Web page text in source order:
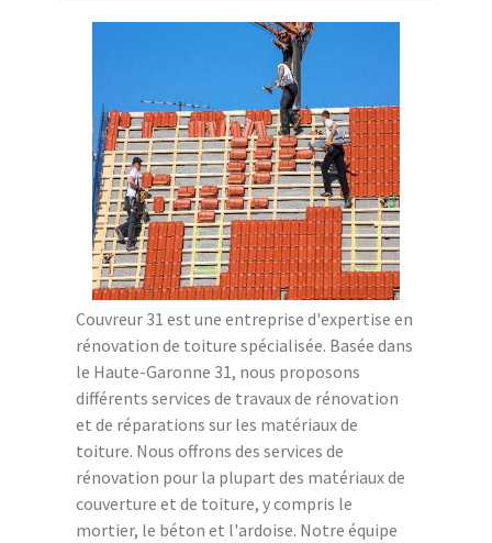
Couvreur 31 est une entreprise d'expertise en
rénovation de toiture spécialisée. Basée dans
le Haute-Garonne 31, nous proposons
différents services de travaux de rénovation
et de réparations sur les matériaux de
toiture. Nous offrons des services de
rénovation pour la plupart des matériaux de
couverture et de toiture, y compris le
mortier, le béton et l'ardoise. Notre équipe